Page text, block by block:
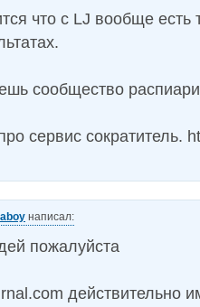
что с LJ вообще есть
сообщество
сервис сократитель.
написал:
пожалуйста
действительно